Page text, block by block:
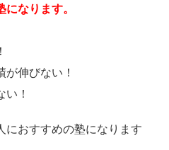
なります。
伸びない！
！
におすすめの塾になります